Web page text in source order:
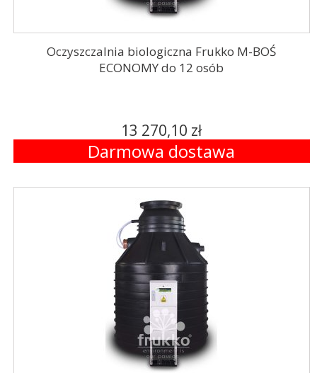
Oczyszczalnia biologiczna Frukko M-BOŚ
ECONOMY do 12 osób
13 270,10 zł
Darmowa dostawa